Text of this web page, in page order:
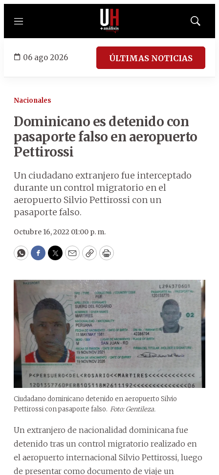
Menú
Mostrar
06 ago 2026 ÚLTIMAS NOTICIAS
Nacionales
Dominicano es detenido con
pasaporte falso en aeropuerto
Pettirossi
Un ciudadano extranjero fue interceptado
durante un control migratorio en el
aeropuerto Silvio Pettirossi con un
pasaporte falso.
Octubre 16, 2022 01:00 p. m.
WhatsApp
Facebook
Twitter
EmailCopyPrint
Ciudadano dominicano detenido en aeropuerto Silvio
Pettirossi con pasaporte falso. Foto: Gentileza.
Un extranjero de nacionalidad dominicana fue
detenido tras un control migratorio realizado en
el aeropuerto internacional Silvio Pettirossi, luego
de presentar como documento de viaje un